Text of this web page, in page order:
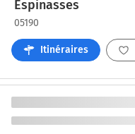
Espinasses
05190
Itinéraires